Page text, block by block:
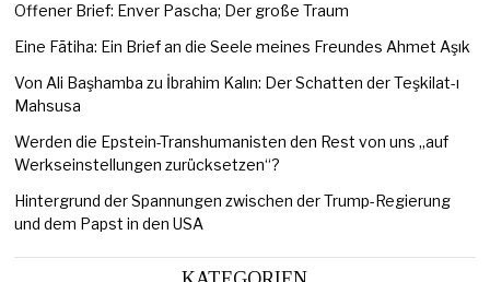
Offener Brief: Enver Pascha; Der große Traum
Eine Fātiha: Ein Brief an die Seele meines Freundes Ahmet Aşık
Von Ali Başhamba zu İbrahim Kalın: Der Schatten der Teşkilat-ı
Mahsusa
Werden die Epstein-Transhumanisten den Rest von uns „auf
Werkseinstellungen zurücksetzen“?
Hintergrund der Spannungen zwischen der Trump-Regierung
und dem Papst in den USA